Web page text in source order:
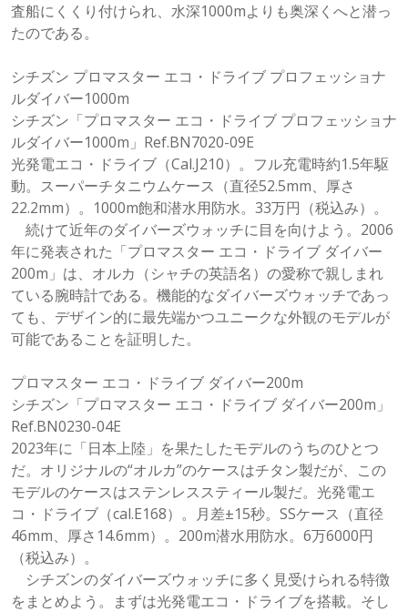
査船にくくり付けられ、水深1000mよりも奥深くへと潜っ
たのである。
シチズン プロマスター エコ・ドライブ プロフェッショナ
ルダイバー1000m
シチズン「プロマスター エコ・ドライブ プロフェッショナ
ルダイバー1000m」Ref.BN7020-09E
光発電エコ・ドライブ（Cal.J210）。フル充電時約1.5年駆
動。スーパーチタニウムケース（直径52.5mm、厚さ
22.2mm）。1000m飽和潜水用防水。33万円（税込み）。
続けて近年のダイバーズウォッチに目を向けよう。2006
年に発表された「プロマスター エコ・ドライブ ダイバー
200m」は、オルカ（シャチの英語名）の愛称で親しまれ
ている腕時計である。機能的なダイバーズウォッチであっ
ても、デザイン的に最先端かつユニークな外観のモデルが
可能であることを証明した。
プロマスター エコ・ドライブ ダイバー200m
シチズン「プロマスター エコ・ドライブ ダイバー200m」
Ref.BN0230-04E
2023年に「日本上陸」を果たしたモデルのうちのひとつ
だ。オリジナルの“オルカ”のケースはチタン製だが、この
モデルのケースはステンレススティール製だ。光発電エ
コ・ドライブ（cal.E168）。月差±15秒。SSケース（直径
46mm、厚さ14.6mm）。200m潜⽔⽤防水。6万6000円
（税込み）。
シチズンのダイバーズウォッチに多く見受けられる特徴
をまとめよう。まずは光発電エコ・ドライブを搭載。そし